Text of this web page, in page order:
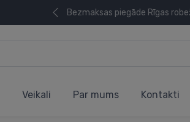
Bezmaksas piegāde Rīgas
Veikali Par mums Kontakti